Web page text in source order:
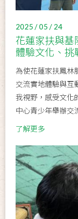
2025 / 05 / 24
花蓮家扶與基
體驗文化、挑
為使花蓮家扶鳳林
交流實地體驗與互
我視野，感受文化
中心青少年舉辦交
了解更多